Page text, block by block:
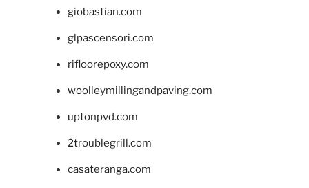
giobastian.com
glpascensori.com
rifloorepoxy.com
woolleymillingandpaving.com
uptonpvd.com
2troublegrill.com
casateranga.com